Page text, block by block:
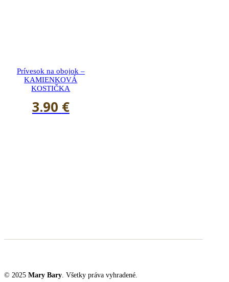
Prívesok na obojok –
KAMIENKOVÁ
KOSTIČKA
3.90 €
© 2025 Mary Bary. Všetky práva vyhradené.